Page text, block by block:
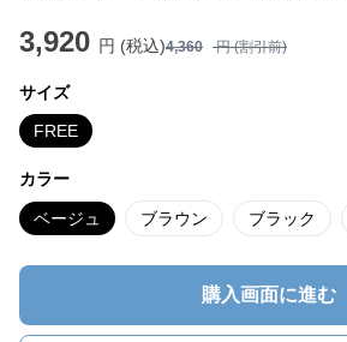
3,920 円 (税込)4,360 円 (割引前)
サイズ
FREE
カラー
ベージュ ブラウン ブラック
購入画面に進む